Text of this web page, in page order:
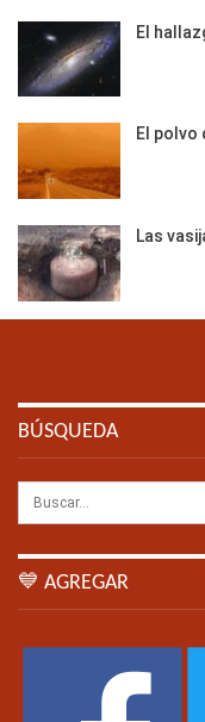
El
El polvo
Las
BÚSQUEDA
💙 AGREGAR